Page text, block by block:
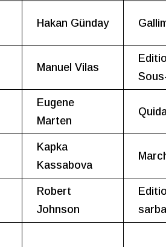
Hakan Günday
Manuel Vilas
Eugene
Marten
Kapka
Kassabova
Robert
Johnson